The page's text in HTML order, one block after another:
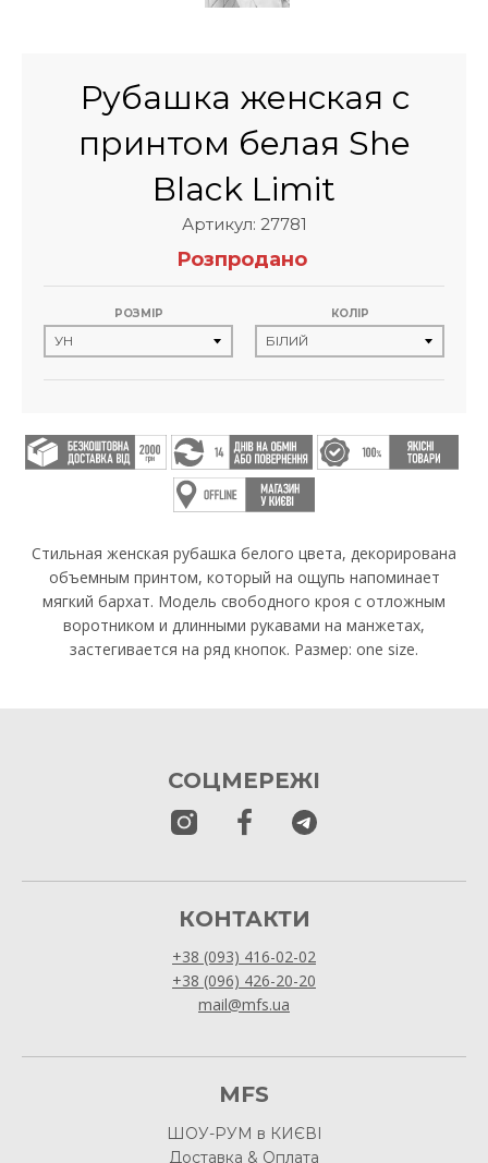
Рубашка женская с
принтом белая She
Black Limit
Артикул: 27781
Розпродано
РОЗМІР КОЛІР
Стильная женская рубашка белого цвета, декорирована
объемным принтом, который на ощупь напоминает
мягкий бархат. Модель свободного кроя с отложным
воротником и длинными рукавами на манжетах,
застегивается на ряд кнопок. Размер: one size.
СОЦМЕРЕЖІ
КОНТАКТИ
+38 (093) 416-02-02
+38 (096) 426-20-20
mail@mfs.ua
MFS
ШОУ-РУМ в КИЄВІ
Доставка & Оплата